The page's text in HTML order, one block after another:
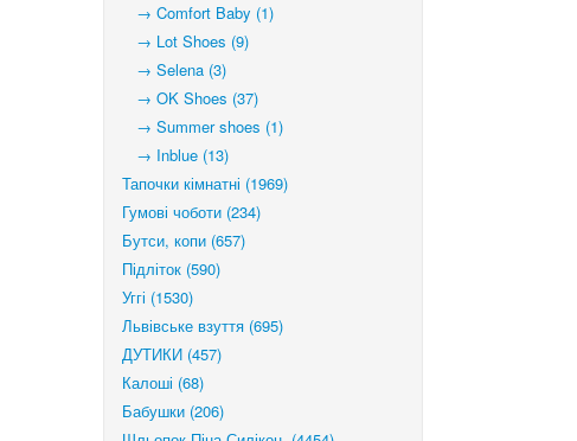
→ Comfort Baby (1)
→ Lot Shoes (9)
→ Selena (3)
→ OK Shoes (37)
→ Summer shoes (1)
→ Inblue (13)
Тапочки кімнатні (1969)
Гумові чоботи (234)
Бутси, копи (657)
Підліток (590)
Уггі (1530)
Львівське взуття (695)
ДУТИКИ (457)
Калоші (68)
Бабушки (206)